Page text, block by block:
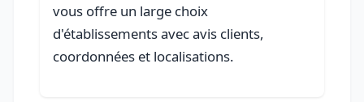
vous offre un large choix
d'établissements avec avis clients,
coordonnées et localisations.